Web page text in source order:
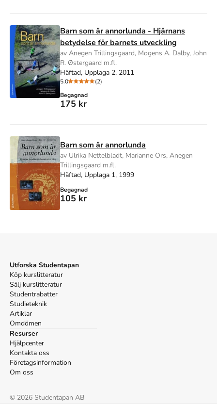
Barn som är annorlunda - Hjärnans
betydelse för barnets utveckling
av Anegen Trillingsgaard, Mogens A. Dalby, John
R. Østergaard m.fl.
Häftad, Upplaga 2, 2011
5.0
(2)
Begagnad
175 kr
Barn som är annorlunda
av Ulrika Nettelbladt, Marianne Ors, Anegen
Trillingsgaard m.fl.
Häftad, Upplaga 1, 1999
Begagnad
105 kr
Utforska Studentapan
Köp kurslitteratur
Sälj kurslitteratur
Studentrabatter
Studieteknik
Artiklar
Omdömen
Resurser
Hjälpcenter
Kontakta oss
Företagsinformation
Om oss
© 2026 Studentapan AB